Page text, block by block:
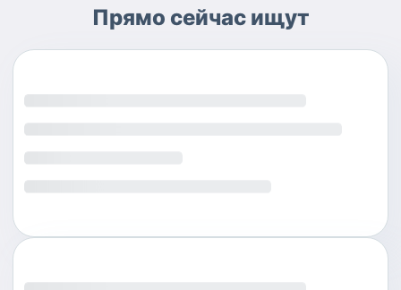
Прямо сейчас ищут